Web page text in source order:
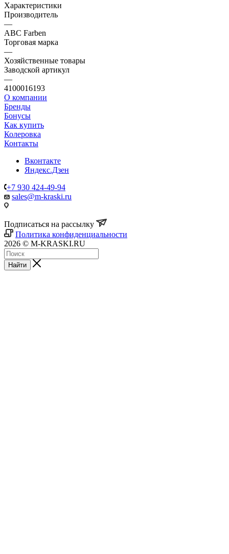
Характеристики
Производитель
—
ABC Farben
Торговая марка
—
Хозяйственные товары
Заводской артикул
—
4100016193
О компании
Бренды
Бонусы
Как купить
Колеровка
Контакты
Вконтакте
Яндекс.Дзен
+7 930 424-49-94
sales@m-kraski.ru
Подписаться на рассылку
Политика конфиденциальности
2026 © M-KRASKI.RU
Найти